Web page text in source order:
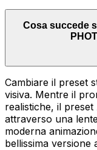
Cosa succede
Cambiare il preset
visiva. Mentre il
realistiche, il
attraverso una
moderna
bellissima versione